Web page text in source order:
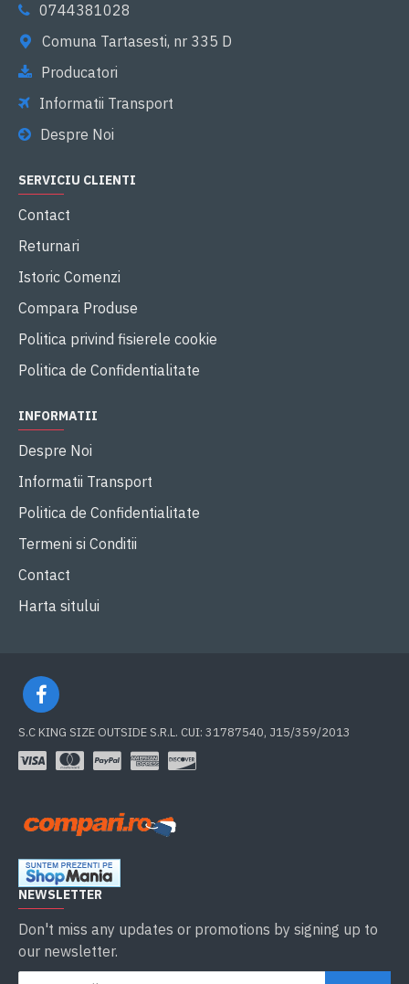
0744381028
Comuna Tartasesti, nr 335 D
Producatori
Informatii Transport
Despre Noi
SERVICIU CLIENTI
Contact
Returnari
Istoric Comenzi
Compara Produse
Politica privind fisierele cookie
Politica de Confidentialitate
INFORMATII
Despre Noi
Informatii Transport
Politica de Confidentialitate
Termeni si Conditii
Contact
Harta sitului
S.C KING SIZE OUTSIDE S.R.L. CUI: 31787540, J15/359/2013
NEWSLETTER
Don't miss any updates or promotions by signing up to
our newsletter.